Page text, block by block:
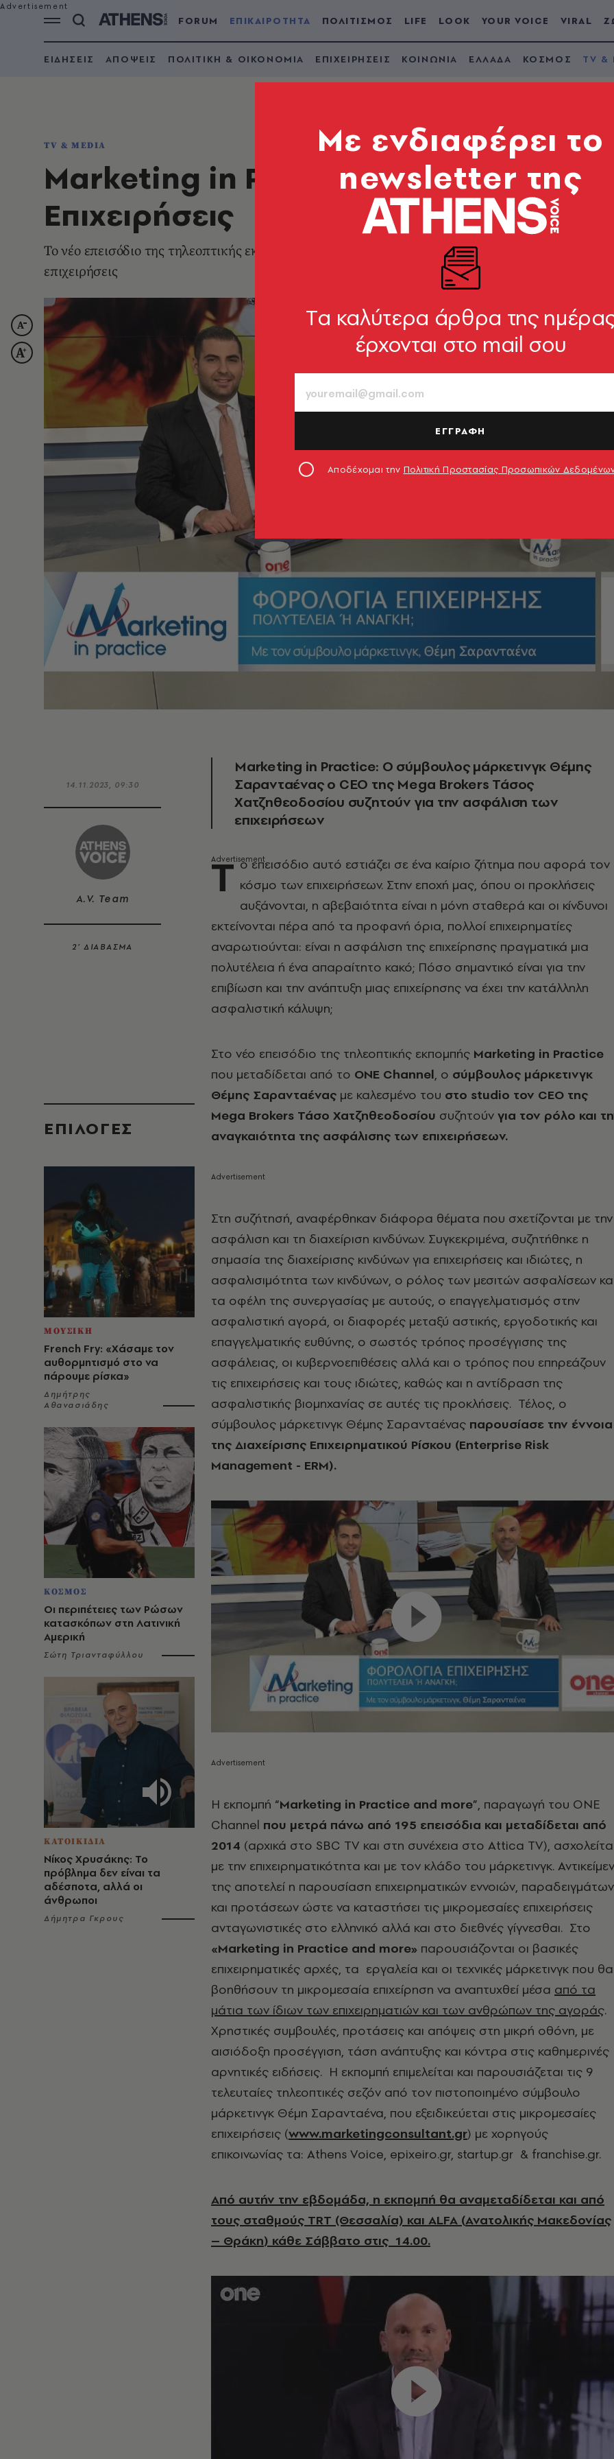
FORUM ΕΠΙΚΑΙΡΟΤΗΤΑ ΠΟΛΙΤΙΣΜΟΣ LIFE LOOK YOUR VOICE VIRAL
ΕΙΔΗΣΕΙΣ ΑΠΟΨΕΙΣ ΠΟΛΙΤΙΚΗ & ΟΙΚΟΝΟΜΙΑ ΕΠΙΧΕΙΡΗΣΕΙΣ ΚΟΙΝΩΝΙΑ ΕΛΛΑΔΑ ΚΟΣΜΟΣ TV &
TV & MEDIA
Marketing in Practice: Η Ασφάλιση
Επιχειρήσεις
Το νέο επεισόδιο της τηλεοπτικής εκπομπής «Marketing in Practice and more» για την
επιχειρήσεις
14.11.2023, 09:30
A.V. Team
2’ ΔΙΑΒΑΣΜΑ
EΠΙΛΟΓΈΣ
ΜΟΥΣΙΚΗ
French Fry: «Χάσαμε τον
αυθορμητισμό στο να
πάρουμε ρίσκα»
Δημήτρης
Αθανασιάδης
ΚΟΣΜΟΣ
Οι περιπέτειες των Ρώσων
κατασκόπων στη Λατινική
Αμερική
Σώτη Τριανταφύλλου
ΚΑΤΟΙΚΙΔΙΑ
Νίκος Χρυσάκης: Το
πρόβλημα δεν είναι τα
αδέσποτα, αλλά οι
άνθρωποι
Δήμητρα Γκρους
Marketing in Practice: Ο σύμβουλος μάρκετινγκ Θέμης
Σαρανταένας ο CEO της Mega Brokers Τάσος
Χατζηθεοδοσίου συζητούν για την ασφάλιση των
επιχειρήσεων
Τ ο επεισόδιο αυτό εστιάζει σε ένα καίριο ζήτημα που αφορά τον
κόσμο των επιχειρήσεων. Στην εποχή μας, όπου οι προκλήσεις
αυξάνονται, η αβεβαιότητα είναι η μόνη σταθερά και οι κίνδυνοι
εκτείνονται πέρα από τα προφανή όρια, πολλοί επιχειρηματίες
αναρωτιούνται: είναι η ασφάλιση της επιχείρησης πραγματικά μια
πολυτέλεια ή ένα απαραίτητο κακό; Πόσο σημαντικό είναι για την
επιβίωση και την ανάπτυξη μιας επιχείρησης να έχει την κατάλληλη
ασφαλιστική κάλυψη;
Στο νέο επεισόδιο της τηλεοπτικής εκπομπής Marketing in Practice
που μεταδίδεται από το ONE Channel, ο σύμβουλος μάρκετινγκ
Θέμης Σαρανταένας με καλεσμένο του στο studio τον CEO της
Mega Brokers Τάσο Χατζηθεοδοσίου συζητούν για τον ρόλο και
αναγκαιότητα της ασφάλισης των επιχειρήσεων.
Στη συζήτησή, αναφέρθηκαν διάφορα θέματα που σχετίζονται με την
ασφάλιση και τη διαχείριση κινδύνων. Συγκεκριμένα, συζητήθηκε η
σημασία της διαχείρισης κινδύνων για επιχειρήσεις και ιδιώτες, η
ασφαλισιμότητα των κινδύνων, ο ρόλος των μεσιτών ασφαλίσεων
τα οφέλη της συνεργασίας με αυτούς, ο επαγγελματισμός στην
ασφαλιστική αγορά, οι διαφορές μεταξύ αστικής, εργοδοτικής και
επαγγελματικής ευθύνης, ο σωστός τρόπος προσέγγισης της
ασφάλειας, οι κυβερνοεπιθέσεις αλλά και ο τρόπος που επηρεάζουν
τις επιχειρήσεις και τους ιδιώτες, καθώς και η αντίδραση της
ασφαλιστικής βιομηχανίας σε αυτές τις προκλήσεις. Τέλος, ο
σύμβουλος μάρκετινγκ Θέμης Σαρανταένας παρουσίασε την έννοια
της Διαχείρισης Επιχειρηματικού Ρίσκου (Enterprise Risk
Management - ERM).
Η εκπομπή “Marketing in Practice and more”, παραγωγή του ONE
Channel που μετρά πάνω από 195 επεισόδια και μεταδίδεται από
2014 (αρχικά στο SBC TV και στη συνέχεια στο Attica TV),
με την επιχειρηματικότητα και με τον κλάδο του μάρκετινγκ.
της αποτελεί η παρουσίαση επιχειρηματικών εννοιών, παραδειγμάτων
και προτάσεων ώστε να καταστήσει τις μικρομεσαίες επιχειρήσεις
ανταγωνιστικές στο ελληνικό αλλά και στο διεθνές γίγνεσθαι. Στο
«Marketing in Practice and more» παρουσιάζονται οι βασικές
επιχειρηματικές αρχές, τα εργαλεία και οι τεχνικές μάρκετινγκ που θα
βοηθήσουν τη μικρομεσαία επιχείρηση να αναπτυχθεί μέσα από τα
μάτια των ίδιων των επιχειρηματιών και των ανθρώπων της αγοράς.
Χρηστικές συμβουλές, προτάσεις και απόψεις στη μικρή οθόνη, με
αισιόδοξη προσέγγιση, τάση ανάπτυξης και κόντρα στις καθημερινές
αρνητικές ειδήσεις. Η εκπομπή επιμελείται και παρουσιάζεται τις 9
τελευταίες τηλεοπτικές σεζόν από τον πιστοποιημένο σύμβουλο
μάρκετινγκ Θέμη Σαρανταένα, που εξειδικεύεται στις μικρομεσαίες
επιχειρήσεις (www.marketingconsultant.gr) με χορηγούς
επικοινωνίας τα: Athens Voice, epixeiro.gr, startup.gr & franchise.gr.
Από αυτήν την εβδομάδα, η εκπομπή θα αναμεταδίδεται και από
τους σταθμούς TRT (Θεσσαλία) και ALFA (Ανατολικής Μακεδονίας
– Θράκη) κάθε Σάββατο στις 14.00.
Mε ενδιαφέρει το
newsletter της
Tα καλύτερα άρθρα της
έρχονται στο mail σου
ΕΓΓΡΑΦΗ
Αποδέχομαι την Πολιτική Προστασίας Προσωπικών